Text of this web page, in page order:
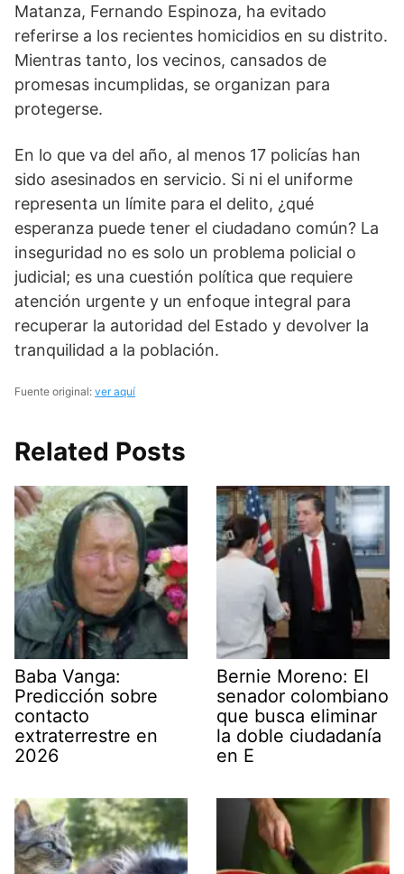
Matanza, Fernando Espinoza, ha evitado
referirse a los recientes homicidios en su distrito.
Mientras tanto, los vecinos, cansados de
promesas incumplidas, se organizan para
protegerse.
En lo que va del año, al menos 17 policías han
sido asesinados en servicio. Si ni el uniforme
representa un límite para el delito, ¿qué
esperanza puede tener el ciudadano común? La
inseguridad no es solo un problema policial o
judicial; es una cuestión política que requiere
atención urgente y un enfoque integral para
recuperar la autoridad del Estado y devolver la
tranquilidad a la población.
Fuente original: ver aquí
Related Posts
Baba Vanga:
Predicción sobre
contacto
extraterrestre en
2026
Bernie Moreno: El
senador colombiano
que busca eliminar
la doble ciudadanía
en E